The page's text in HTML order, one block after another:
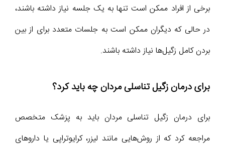
برخی از افراد ممکن است تنها به یک جلسه نیاز داشته باشند،
در حالی که دیگران ممکن است به جلسات متعدد برای از بین
بردن کامل زگیل‌ها نیاز داشته باشند.
برای درمان زگیل تناسلی مردان چه باید کرد؟
برای درمان زگیل تناسلی مردان باید به پزشک متخصص
مراجعه کرد که از روش‌هایی مانند لیزر، کرایوتراپی یا داروهای